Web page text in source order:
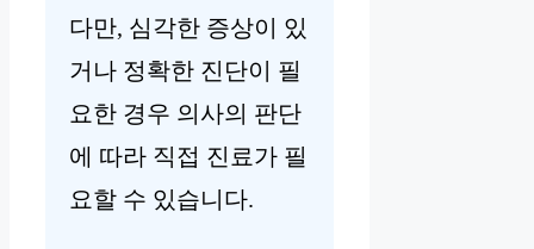
다만, 심각한 증상이 있
거나 정확한 진단이 필
요한 경우 의사의 판단
에 따라 직접 진료가 필
요할 수 있습니다.